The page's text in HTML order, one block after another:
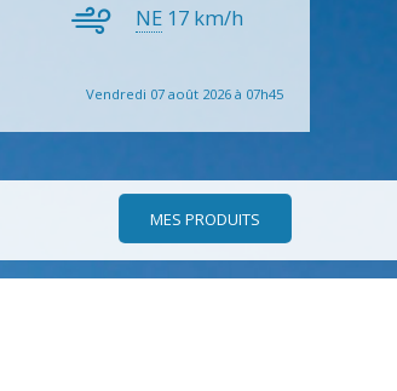
NE 17 km/h
Vendredi 07 août 2026 à 07h45
MES PRODUITS